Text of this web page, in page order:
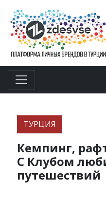
ТУРЦИЯ
Кемпинг,
С Клубом
путешествий